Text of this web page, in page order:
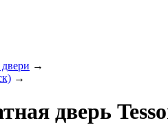
→
→
дверь